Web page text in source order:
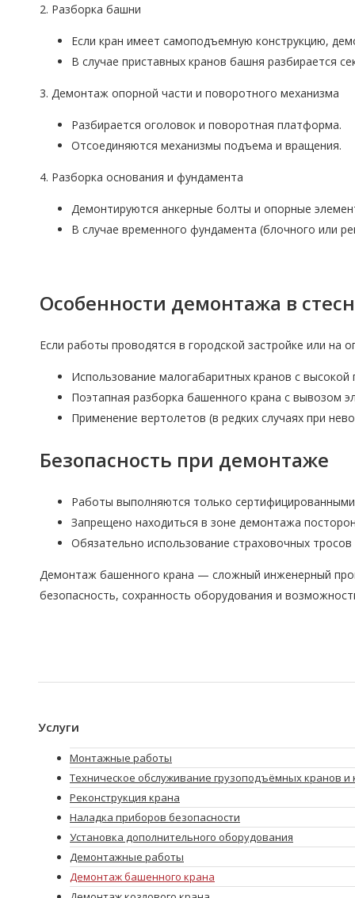
2. Разборка башни
Если кран имеет самоподъемную конструкцию,
В случае приставных кранов башня разбирается
3. Демонтаж опорной части и поворотного механизма
Разбирается оголовок и поворотная платформа.
Отсоединяются механизмы подъема и вращения.
4. Разборка основания и фундамента
Демонтируются анкерные болты и опорные
В случае временного фундамента (блочного или
Особенности демонтажа в
Если работы проводятся в городской застройке или
Использование малогабаритных кранов с
Поэтапная разборка башенного крана с вывозом
Применение вертолетов (в редких случаях при
Безопасность при демонтаже
Работы выполняются только
Запрещено находиться в зоне демонтажа
Обязательно использование страховочных
Демонтаж башенного крана — сложный инженерный
безопасность, сохранность оборудования и
Услуги
Монтажные работы
Техническое обслуживание грузоподъёмных кранов и
Реконструкция крана
Наладка приборов безопасности
Установка дополнительного оборудования
Демонтажные работы
Демонтаж башенного крана